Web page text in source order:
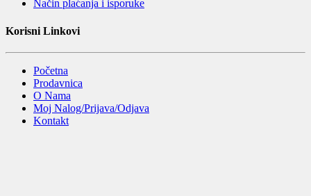
Način plaćanja i isporuke
Korisni Linkovi
Početna
Prodavnica
O Nama
Moj Nalog/Prijava/Odjava
Kontakt